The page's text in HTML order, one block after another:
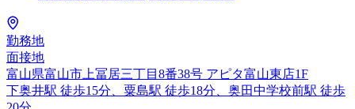
勤務地
面接地
富山県富山市上冨居三丁目8番38号 アピタ富山東店1F
下奥井駅 徒歩15分、粟島駅 徒歩18分、奥田中学校前駅 徒歩